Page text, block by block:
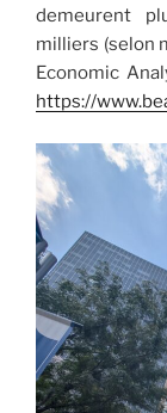
demeurent
milliers (selon
Economic
https://